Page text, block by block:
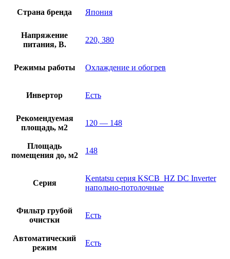
Страна бренда Япония
Напряжение
питания, В.
220, 380
Режимы работы Охлаждение и обогрев
Инвертор Есть
Рекомендуемая
площадь, м2
120 — 148
Площадь
помещения до, м2
148
Серия
Kentatsu серия KSCB_HZ DC Inverter
напольно-потолочные
Фильтр грубой
очистки
Есть
Автоматический
режим
Есть